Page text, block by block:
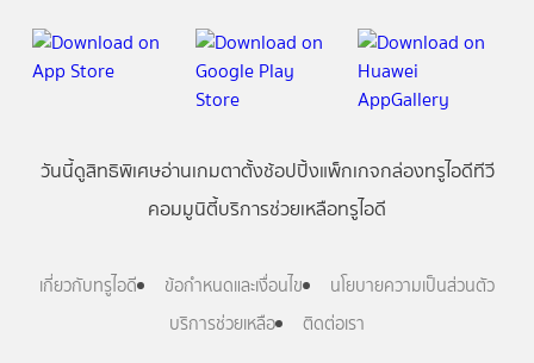
วันนี้ดูสิทธิพิเศษอ่านเกมตาตั้งช้อปปิ้งแพ็กเกจกล่องทรูไอดีทีวี
คอมมูนิตี้บริการช่วยเหลือทรูไอดี
เกี่ยวกับทรูไอดี ข้อกำหนดและเงื่อนไข
นโยบายความเป็นส่วนตัว
บริการช่วยเหลือ
ติดต่อเรา